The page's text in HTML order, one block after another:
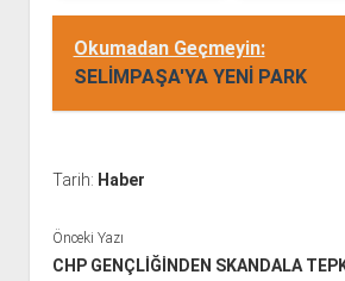
SELİMPAŞA'YA YENİ PARK
CHP GENÇLİĞİNDEN SKANDALA TEPKİ